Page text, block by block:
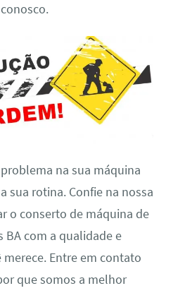
na sua máquina
sua rotina. Confie na nossa
o conserto de máquina de
BA com a qualidade e
merece. Entre em contato
que somos a melhor